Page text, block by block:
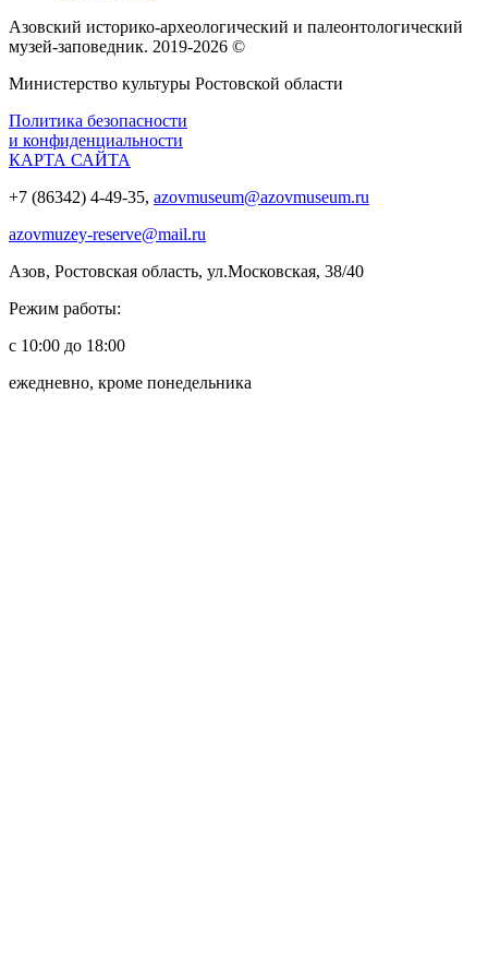
Азовский историко‑археологический и палеонтологический
музей‑заповедник. 2019-2026 ©
Министерство культуры Ростовской области
Политика безопасности
и конфиденциальности
КАРТА САЙТА
+7 (86342) 4-49-35, azovmuseum@azovmuseum.ru
azovmuzey-reserve@mail.ru
Азов, Ростовская область, ул.Московская, 38/40
Режим работы:
с 10:00 до 18:00
ежедневно, кроме понедельника